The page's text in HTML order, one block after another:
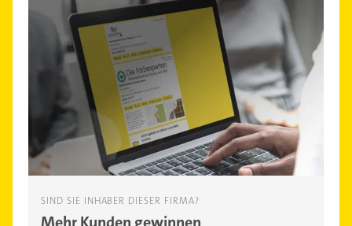
SIND SIE INHABER DIESER FIRMA?